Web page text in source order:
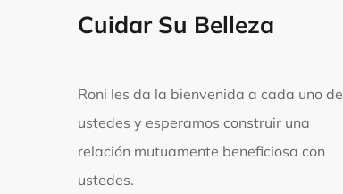
Cuidar Su Belleza
Roni les da la bienvenida a cada uno de
ustedes y esperamos construir una
relación mutuamente beneficiosa con
ustedes.